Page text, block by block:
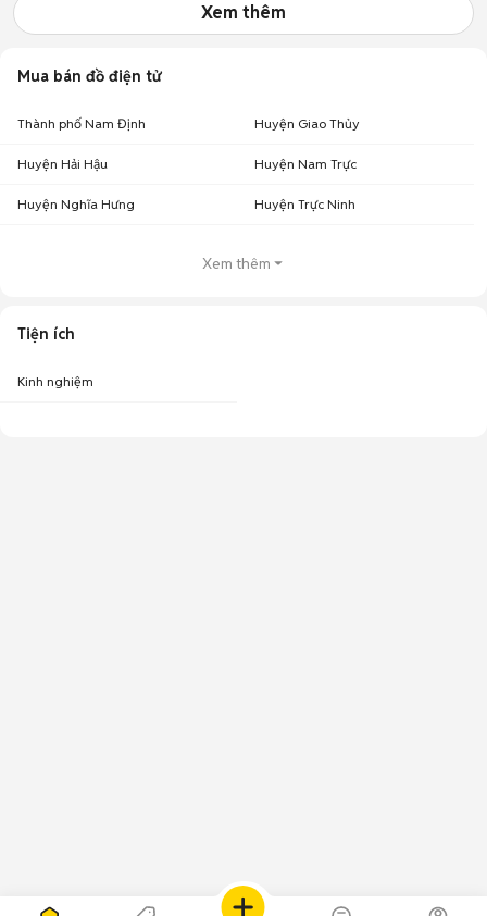
Xem thêm
Mua bán đồ điện tử
Thành phố Nam Định Huyện Giao Thủy
Huyện Hải Hậu Huyện Nam Trực
Huyện Nghĩa Hưng Huyện Trực Ninh
Xem thêm
Tiện ích
Kinh nghiệm